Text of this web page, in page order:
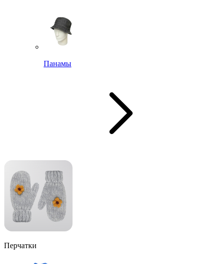
Панамы
Перчатки